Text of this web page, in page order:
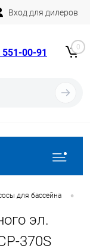
Вход для дилеров
00-91 0
для бассейна •
эл.
370S